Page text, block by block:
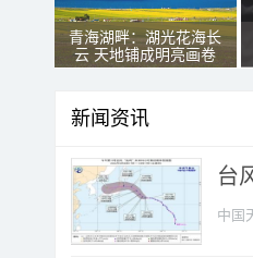
青海湖畔：湖光花海长
云 天地铺成明亮画卷
新闻资讯
台
中国